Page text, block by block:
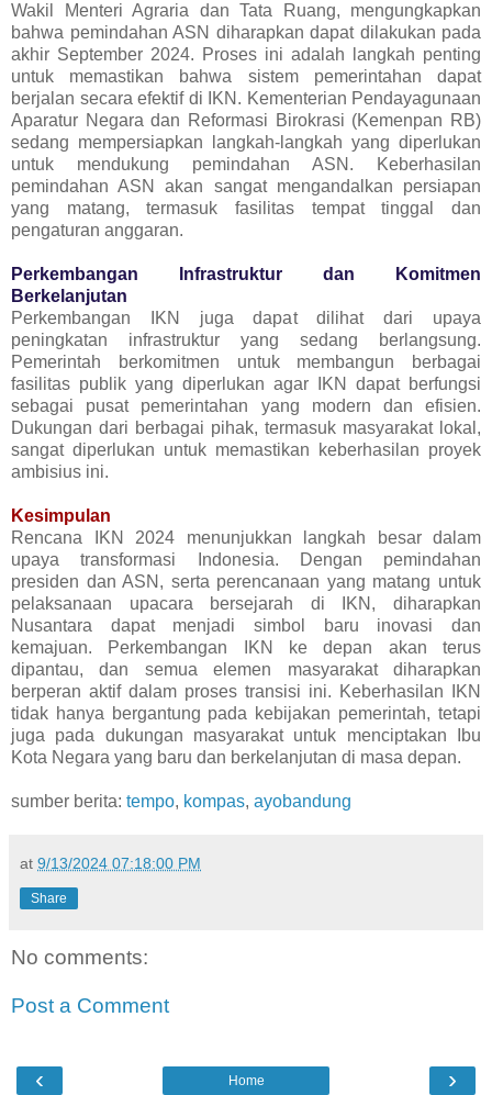
Wakil Menteri Agraria dan Tata Ruang, mengungkapkan
bahwa pemindahan ASN diharapkan dapat dilakukan pada
akhir September 2024. Proses ini adalah langkah penting
untuk memastikan bahwa sistem pemerintahan dapat
berjalan secara efektif di IKN. Kementerian Pendayagunaan
Aparatur Negara dan Reformasi Birokrasi (Kemenpan RB)
sedang mempersiapkan langkah-langkah yang diperlukan
untuk mendukung pemindahan ASN. Keberhasilan
pemindahan ASN akan sangat mengandalkan persiapan
yang matang, termasuk fasilitas tempat tinggal dan
pengaturan anggaran.
Perkembangan Infrastruktur dan Komitmen
Berkelanjutan
Perkembangan IKN juga dapat dilihat dari upaya
peningkatan infrastruktur yang sedang berlangsung.
Pemerintah berkomitmen untuk membangun berbagai
fasilitas publik yang diperlukan agar IKN dapat berfungsi
sebagai pusat pemerintahan yang modern dan efisien.
Dukungan dari berbagai pihak, termasuk masyarakat lokal,
sangat diperlukan untuk memastikan keberhasilan proyek
ambisius ini.
Kesimpulan
Rencana IKN 2024 menunjukkan langkah besar dalam
upaya transformasi Indonesia. Dengan pemindahan
presiden dan ASN, serta perencanaan yang matang untuk
pelaksanaan upacara bersejarah di IKN, diharapkan
Nusantara dapat menjadi simbol baru inovasi dan
kemajuan. Perkembangan IKN ke depan akan terus
dipantau, dan semua elemen masyarakat diharapkan
berperan aktif dalam proses transisi ini. Keberhasilan IKN
tidak hanya bergantung pada kebijakan pemerintah, tetapi
juga pada dukungan masyarakat untuk menciptakan Ibu
Kota Negara yang baru dan berkelanjutan di masa depan.
sumber berita: tempo, kompas, ayobandung
at 9/13/2024 07:18:00 PM
Share
No comments:
Post a Comment
‹ ›
Home